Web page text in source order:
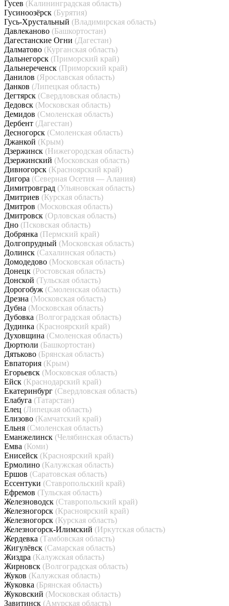
Гусев (Калининградская область)
Гусиноозёрск (Бурятия)
Гусь-Хрустальный (Владимирская область)
Давлеканово (Башкортостан)
Дагестанские Огни (Дагестан)
Далматово (Курганская область)
Дальнегорск (Приморский край)
Дальнереченск (Приморский край)
Данилов (Ярославская область)
Данков (Липецкая область)
Дегтярск (Свердловская область)
Дедовск (Московская область)
Демидов (Смоленская область)
Дербент (Дагестан)
Десногорск (Смоленская область)
Джанкой (Крым)
Дзержинск (Нижегородская область)
Дзержинский (Московская область)
Дивногорск (Красноярский край)
Дигора (Северная Осетия — Алания)
Димитровград (Ульяновская область)
Дмитриев (Курская область)
Дмитров (Московская область)
Дмитровск (Орловская область)
Дно (Псковская область)
Добрянка (Пермский край)
Долгопрудный (Московская область)
Долинск (Сахалинская область)
Домодедово (Московская область)
Донецк (Ростовская область)
Донской (Тульская область)
Дорогобуж (Смоленская область)
Дрезна (Московская область)
Дубна (Московская область)
Дубовка (Волгоградская область)
Дудинка (Красноярский край)
Духовщина (Смоленская область)
Дюртюли (Башкортостан)
Дятьково (Брянская область)
Евпатория (Крым)
Егорьевск (Московская область)
Ейск (Краснодарский край)
Екатеринбург (Свердловская область)
Елабуга (Татарстан)
Елец (Липецкая область)
Елизово (Камчатский край)
Ельня (Смоленская область)
Еманжелинск (Челябинская область)
Емва (Коми)
Енисейск (Красноярский край)
Ермолино (Калужская область)
Ершов (Саратовская область)
Ессентуки (Ставропольский край)
Ефремов (Тульская область)
Железноводск (Ставропольский край)
Железногорск (Красноярский край)
Железногорск (Курская область)
Железногорск-Илимский (Иркутская область)
Жердевка (Тамбовская область)
Жигулёвск (Самарская область)
Жиздра (Калужская область)
Жирновск (Волгоградская область)
Жуков (Калужская область)
Жуковка (Брянская область)
Жуковский (Московская область)
Завитинск (Амурская область)